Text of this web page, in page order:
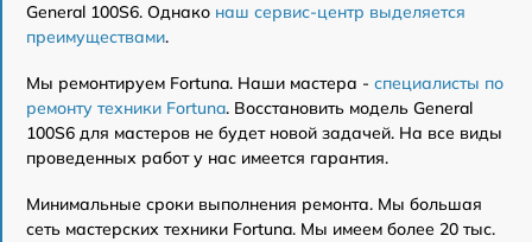
General 100S6. Однако наш сервис-центр выделяется
преимуществами.
Мы ремонтируем Fortuna. Наши мастера - специалисты по
ремонту техники Fortuna. Восстановить модель General
100S6 для мастеров не будет новой задачей. На все виды
проведенных работ у нас имеется гарантия.
Минимальные сроки выполнения ремонта. Мы большая
сеть мастерских техники Fortuna. Мы имеем более 20 тыс.